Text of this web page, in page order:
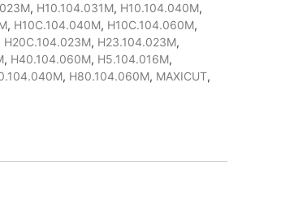
, H10.104.031M, H10.104.040M,
, H10C.104.040M, H10C.104.060M,
H20C.104.023M, H23.104.023M,
, H40.104.060M, H5.104.016M,
, H80.104.060M, MAXICUT,